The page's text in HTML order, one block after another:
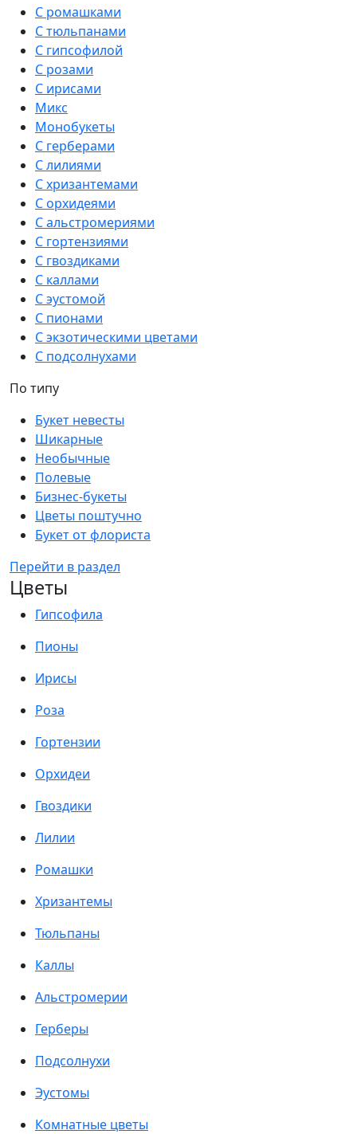
С ромашками
С тюльпанами
С гипсофилой
С розами
С ирисами
Микс
Монобукеты
С герберами
С лилиями
С хризантемами
С орхидеями
С альстромериями
С гортензиями
С гвоздиками
С каллами
С эустомой
С пионами
С экзотическими цветами
С подсолнухами
По типу
Букет невесты
Шикарные
Необычные
Полевые
Бизнес-букеты
Цветы поштучно
Букет от флориста
Перейти в раздел
Цветы
Гипсофила
Пионы
Ирисы
Роза
Гортензии
Орхидеи
Гвоздики
Лилии
Ромашки
Хризантемы
Тюльпаны
Каллы
Альстромерии
Герберы
Подсолнухи
Эустомы
Комнатные цветы